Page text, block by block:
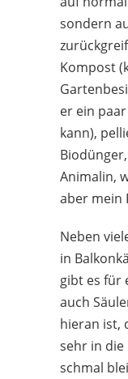
sondern
Kompost
er ein
kann),
Animalin,
aber mein
Neben
in
gibt es für
auch
hieran ist,
sehr in die
schmal